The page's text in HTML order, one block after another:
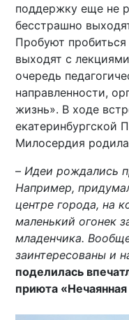
поддержку еще не
бесстрашно
Пробуют
выходят с
очередь
направленности,
жизнь». В ходе
екатеринбургской
Милосердия
–Идеи рождались
Например,
центре города, на
маленький огонек
младенчика.
заинтересованы и
поделилась
приюта